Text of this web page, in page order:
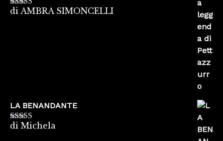
Valutato5su
di AMBRA SIMONCELLI
LA BENANDANTE
Valutato5su
di Michela